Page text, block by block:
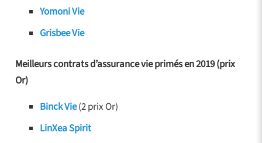
Yomoni Vie
Grisbee Vie
Meilleurs contrats d’assurance vie primés en 2019 (prix
Or)
Binck Vie(2 prix Or)
LinXea Spirit